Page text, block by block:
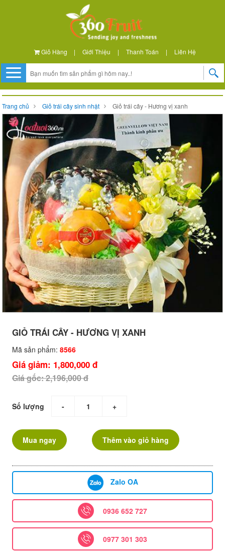
Giỏ Hàng | Giới Thiệu | Thanh Toán | Liên Hệ
Trang chủ Giỏ trái cây sinh nhật Giỏ trái cây - Hương vị xanh
GIỎ TRÁI CÂY - HƯƠNG VỊ XANH
Mã sản phẩm: 8566
Giá giảm: 1,800,000 đ
Giá gốc: 2,196,000 đ
Số lượng - +
Mua ngay Thêm vào giỏ hàng
Zalo OA
0936 652 727
0977 301 303